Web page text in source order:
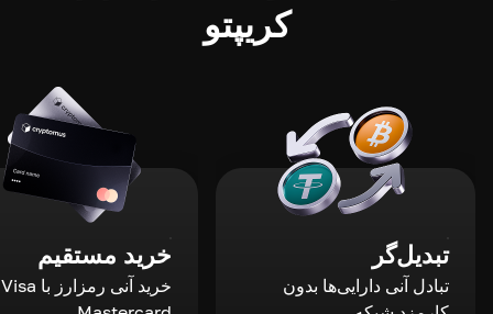
کریپتو
تبدیل‌گر
تبادل آنی دارایی‌ها بدون
خرید مستقیم